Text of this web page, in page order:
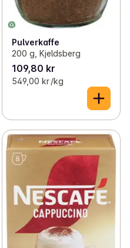
Pulverkaffe
200 g, Kjeldsberg
109,80 kr
549,00 kr /kg